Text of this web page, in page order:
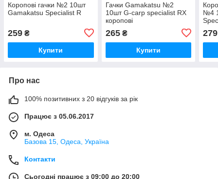
Коропові гачки №2 10шт
Gamakatsu Specialist R
259 ₴
Купити
Гачки Gamakatsu №2
10шт G-carp specialist RX
коропові
265₴
Купити
№4
279
Про нас
100% позитивних з 20 відгуків за рік
Працює з 05.06.2017
м. Одеса
Базова 15, Одеса, Україна
Контакти
Сьогодні працює з 09:00 до 20:00